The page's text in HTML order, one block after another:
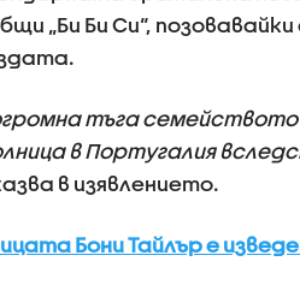
„Би Би Си“,
тъга семейството
в Португалия
в изявлението.
Бони Тайлър е